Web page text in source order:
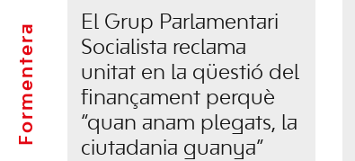
Formentera
El Grup Parlamentari
Socialista reclama
unitat en la qüestió del
finançament perquè
“quan anam plegats, la
ciutadania guanya”